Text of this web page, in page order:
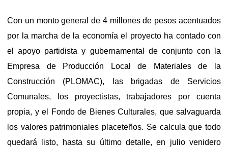
Con un monto general de 4 millones de pesos acentuados
por la marcha de la economía el proyecto ha contado con
el apoyo partidista y gubernamental de conjunto con la
Empresa de Producción Local de Materiales de la
Construcción (PLOMAC), las brigadas de Servicios
Comunales, los proyectistas, trabajadores por cuenta
propia, y el Fondo de Bienes Culturales, que salvaguarda
los valores patrimoniales placeteños. Se calcula que todo
quedará listo, hasta su último detalle, en julio venidero